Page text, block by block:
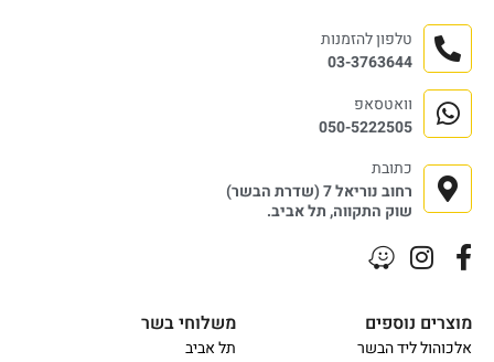
משלוחי בשר
תל אביב
מוצרים נוספים
אלכוהול ליד הבשר
טלפון להזמנות
03-3763644
וואטסאפ
050-5222505
כתובת
רחוב נוריאל 7 (שדרת הבשר)
שוק התקווה, תל אביב.